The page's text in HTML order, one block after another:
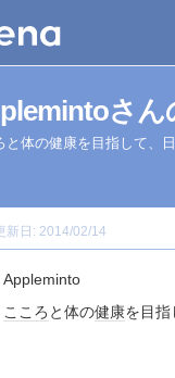
さん
と体の健康を目指して、
新日: 2014/02/14
Appleminto
こころ と体の健康を目指